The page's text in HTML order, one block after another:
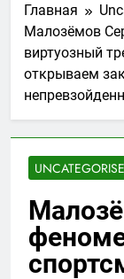
Главная
Малозёмов
виртуозный
открываем